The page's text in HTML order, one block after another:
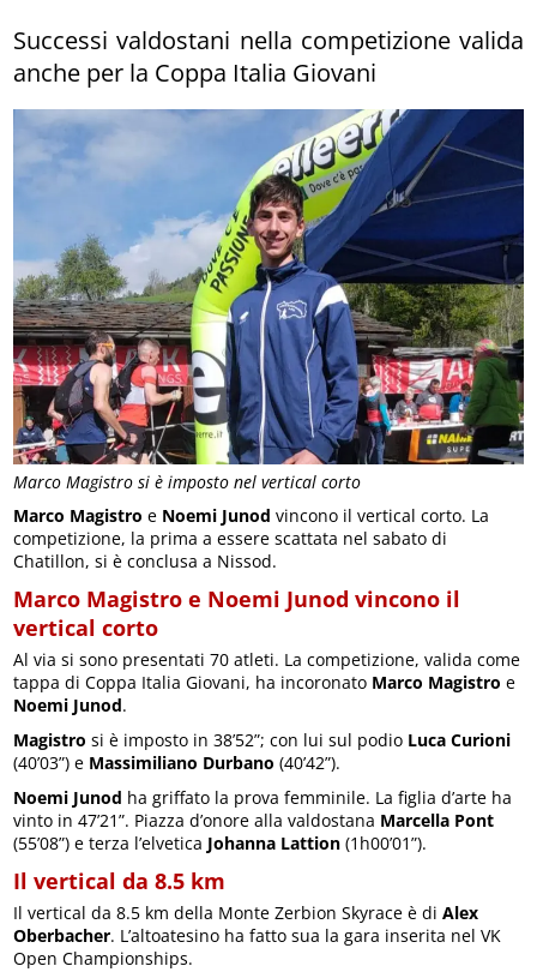
Marco Magistro si è imposto nel vertical corto
Successi valdostani nella competizione valida
anche per la Coppa Italia Giovani
Marco Magistro e Noemi Junod vincono il vertical corto. La
competizione, la prima a essere scattata nel sabato di
Chatillon, si è conclusa a Nissod.
Marco Magistro e Noemi Junod vincono il
vertical corto
Al via si sono presentati 70 atleti. La competizione, valida come
tappa di Coppa Italia Giovani, ha incoronato Marco Magistro e
Noemi Junod.
Magistro si è imposto in 38’52”; con lui sul podio Luca Curioni
(40’03”) e Massimiliano Durbano (40’42”).
Noemi Junod ha griffato la prova femminile. La figlia d’arte ha
vinto in 47’21”. Piazza d’onore alla valdostana Marcella Pont
(55’08”) e terza l’elvetica Johanna Lattion (1h00’01”).
Il vertical da 8.5 km
Il vertical da 8.5 km della Monte Zerbion Skyrace è diAlex
Oberbacher. L’altoatesino ha fatto sua la gara inserita nel VK
Open Championships.